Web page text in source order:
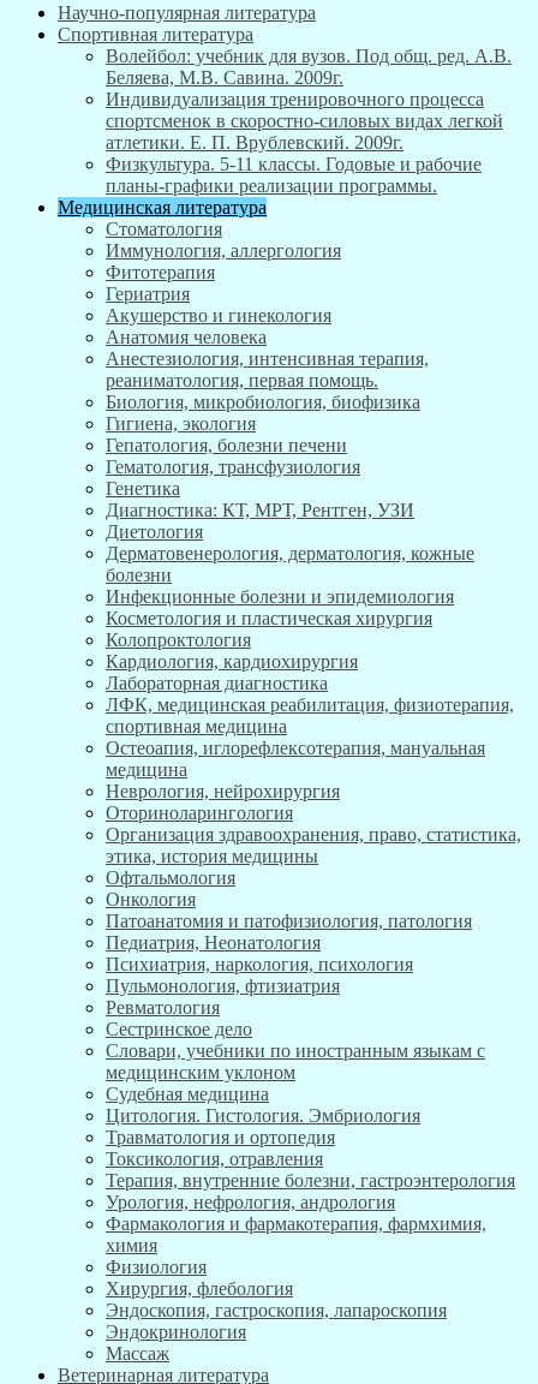
Научно-популярная литература
Спортивная литература
Волейбол: учебник для вузов. Под общ. ред. А.В.
Беляева, М.В. Савина. 2009г.
Индивидуализация тренировочного процесса
спортсменок в скоростно-силовых видах легкой
атлетики. Е. П. Врублевский. 2009г.
Физкультура. 5-11 классы. Годовые и рабочие
планы-графики реализации программы.
Медицинская литература
Стоматология
Иммунология, аллергология
Фитотерапия
Гериатрия
Акушерство и гинекология
Анатомия человека
Анестезиология, интенсивная терапия,
реаниматология, первая помощь.
Биология, микробиология, биофизика
Гигиена, экология
Гепатология, болезни печени
Гематология, трансфузиология
Генетика
Диагностика: КТ, МРТ, Рентген, УЗИ
Диетология
Дерматовенерология, дерматология, кожные
болезни
Инфекционные болезни и эпидемиология
Косметология и пластическая хирургия
Колопроктология
Кардиология, кардиохирургия
Лабораторная диагностика
ЛФК, медицинская реабилитация, физиотерапия,
спортивная медицина
Остеоапия, иглорефлексотерапия, мануальная
медицина
Неврология, нейрохирургия
Оториноларингология
Организация здравоохранения, право, статистика,
этика, история медицины
Офтальмология
Онкология
Патоанатомия и патофизиология, патология
Педиатрия, Неонатология
Психиатрия, наркология, психология
Пульмонология, фтизиатрия
Ревматология
Сестринское дело
Словари, учебники по иностранным языкам с
медицинским уклоном
Судебная медицина
Цитология. Гистология. Эмбриология
Травматология и ортопедия
Токсикология, отравления
Терапия, внутренние болезни, гастроэнтерология
Урология, нефрология, андрология
Фармакология и фармакотерапия, фармхимия,
химия
Физиология
Хирургия, флебология
Эндоскопия, гастроскопия, лапароскопия
Эндокринология
Массаж
Ветеринарная литература